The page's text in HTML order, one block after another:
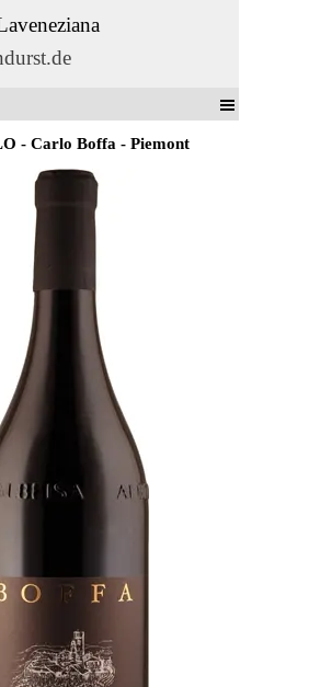
- Carlo Boffa - Piemont